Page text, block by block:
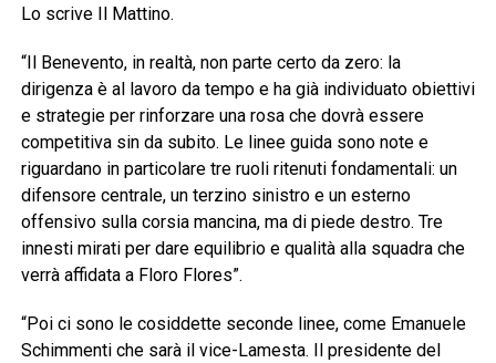
Lo scrive Il Mattino.
“Il Benevento, in realtà, non parte certo da zero: la
dirigenza è al lavoro da tempo e ha già individuato obiettivi
e strategie per rinforzare una rosa che dovrà essere
competitiva sin da subito. Le linee guida sono note e
riguardano in particolare tre ruoli ritenuti fondamentali: un
difensore centrale, un terzino sinistro e un esterno
offensivo sulla corsia mancina, ma di piede destro. Tre
innesti mirati per dare equilibrio e qualità alla squadra che
verrà affidata a Floro Flores”.
“Poi ci sono le cosiddette seconde linee, come Emanuele
Schimmenti che sarà il vice-Lamesta. Il presidente del